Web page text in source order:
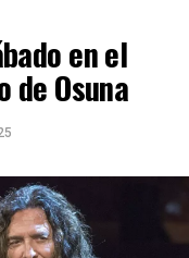
en el
Osuna